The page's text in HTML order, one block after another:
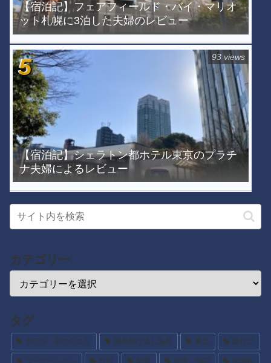
【宿泊記】フェアフィールド・バイ・マリオ
ット札幌に3泊した夫婦のレビュー
【宿泊記】シェラトン都ホテル東京のプラチ
ナ夫婦によるレビュー
93 views
カテゴリー
タグ
ホテル・宿の口コミ 源泉掛け流し温泉 東北 旅行記